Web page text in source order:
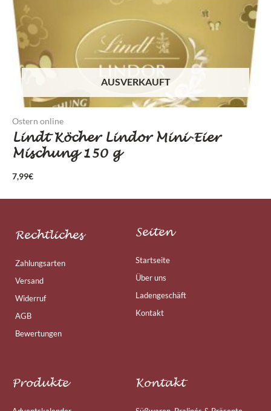
AUSVERKAUFT
Ostern online
Lindt Köcher Lindor Mini-Eier
Mischung 150 g
7,99€
Rechtliches
Zahlungsarten
Versand
Widerruf
AGB
Bewertungen
Seiten
Startseite
Über uns
Ladengeschäft
Kontakt
Produkte Kontakt